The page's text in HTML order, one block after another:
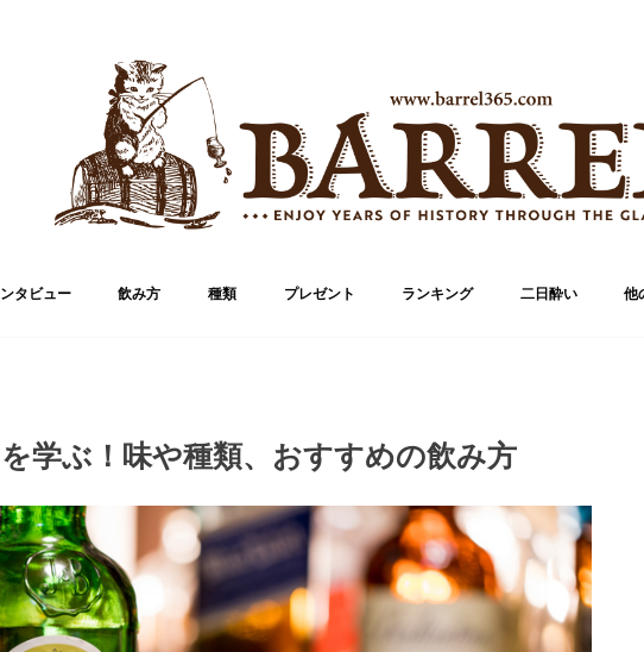
タビュー 飲み方 種類 プレゼント ランキング 二日酔い 他
学ぶ！味や種類、おすすめの飲み方